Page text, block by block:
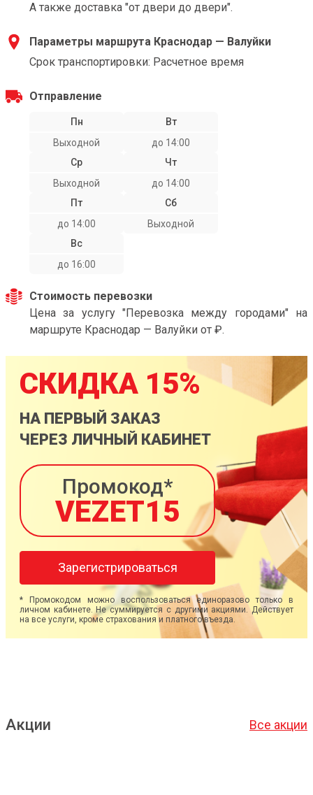
А также доставка "от двери до двери".
Параметры маршрута Краснодар — Валуйки
Срок транспортировки: Расчетное время
Отправление
Пн
Выходной
Вт
до 14:00
Ср
Выходной
Чт
до 14:00
Пт
до 14:00
Сб
Выходной
Вс
до 16:00
Стоимость перевозки
Цена за услугу "Перевозка между городами" на
маршруте Краснодар — Валуйки от ₽.
СКИДКА 15%
НА ПЕРВЫЙ ЗАКАЗ
ЧЕРЕЗ ЛИЧНЫЙ КАБИНЕТ
Промокод*
VEZET15
Зарегистрироваться
* Промокодом можно воспользоваться единоразово только в
личном кабинете. Не суммируется с другими акциями. Действует
на все услуги, кроме страхования и платного въезда.
Акции Все акции